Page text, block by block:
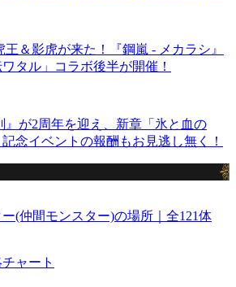
王＆影虎が来た！『鋼嵐 - メカラシ』
タル」コラボ後半が開催！
』が2周年を迎え、新章「氷と血の
念イベントの報酬もお見逃し無く！
(仲間モンスター)の場所｜全121体
ャート